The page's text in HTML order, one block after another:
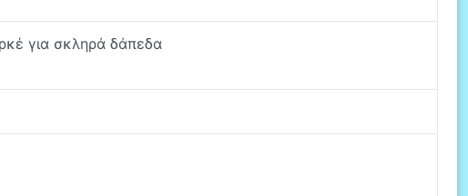
για σκληρά δάπεδα